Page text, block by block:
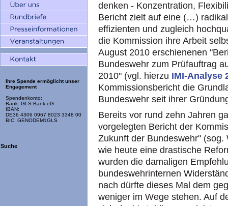
Ihre Spende ermöglicht unser
Engagement
Spendenkonto:
Bank: GLS Bank eG
IBAN:
DE36 4306 0967 8023 3348 00
BIC: GENODEM1GLS
Suche
denken - Konzentration,
Bericht zielt auf eine (…)
effizienten und zugleich
die Kommission ihre Arbeit
August 2010 erschienenen
Bundeswehr zum Prüfauftrag
2010" (vgl. hierzu IMI-Analyse
Kommissionsbericht die
Bundeswehr seit ihrer
Bereits vor rund zehn Jahren
vorgelegten Bericht der
Zukunft der Bundeswehr"
wie heute eine drastische
wurden die damaligen
bundeswehrinternen
nach dürfte dieses Mal dem
weniger im Wege stehen. Auf